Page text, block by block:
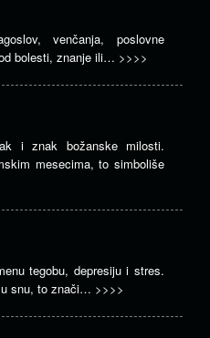
venčanja, poslovne
bolesti, znanje ili… >>>>
i znak božanske milosti.
mesecima, to simboliše
tegobu, depresiju i stres.
snu, to znači… >>>>